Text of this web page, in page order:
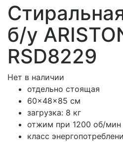
б/у
RSD8229
Нет в наличии
отдельно стоящая
60x48x85 см
загрузка: 8 кг
отжим при 1200 об/мин
класс